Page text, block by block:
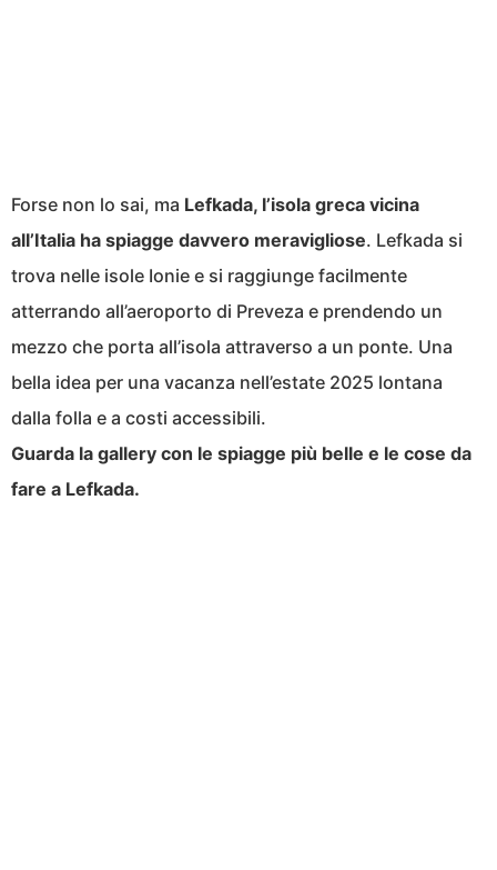
Forse non lo sai, ma Lefkada, l’isola greca vicina
all’Italia ha spiagge davvero meravigliose. Lefkada si
trova nelle isole Ionie e si raggiunge facilmente
atterrando all’aeroporto di Preveza e prendendo un
mezzo che porta all’isola attraverso a un ponte. Una
bella idea per una vacanza nell’estate 2025 lontana
dalla folla e a costi accessibili.
Guarda la gallery con le spiagge più belle e le cose da
fare a Lefkada.